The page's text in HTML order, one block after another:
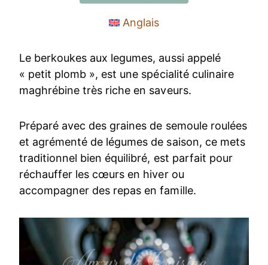
Anglais
Le berkoukes aux legumes, aussi appelé
« petit plomb », est une spécialité culinaire
maghrébine très riche en saveurs.
Préparé avec des graines de semoule roulées
et agrémenté de légumes de saison, ce mets
traditionnel bien équilibré, est parfait pour
réchauffer les cœurs en hiver ou
accompagner des repas en famille.